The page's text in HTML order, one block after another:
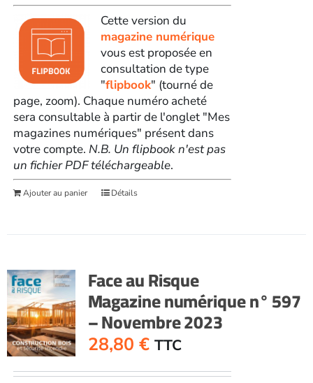
Cette version du
magazine numérique
vous est proposée en
consultation de type
"flipbook" (tourné de
page, zoom). Chaque numéro acheté
sera consultable à partir de l'onglet "Mes
magazines numériques" présent dans
votre compte. N.B. Un flipbook n'est pas
un fichier PDF téléchargeable.
Ajouter au panier Détails
Face au Risque
Magazine numérique n° 597
– Novembre 2023
28,80 € TTC